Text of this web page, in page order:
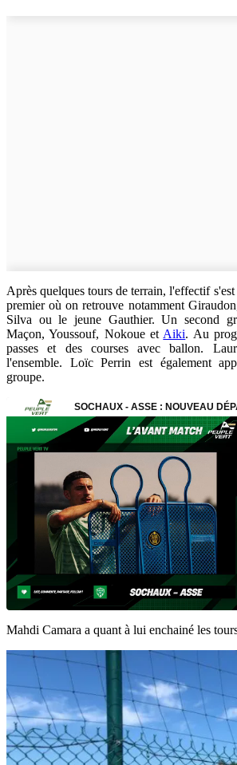
Après quelques tours de terrain, l'effectif
premier où on retrouve notamment
Silva ou le jeune Gauthier. Un second
Maçon, Youssouf, Nokoue et Aiki. Au
passes et des courses avec ballon.
l'ensemble. Loïc Perrin est également
groupe.
Mahdi Camara a quant à lui enchainé les